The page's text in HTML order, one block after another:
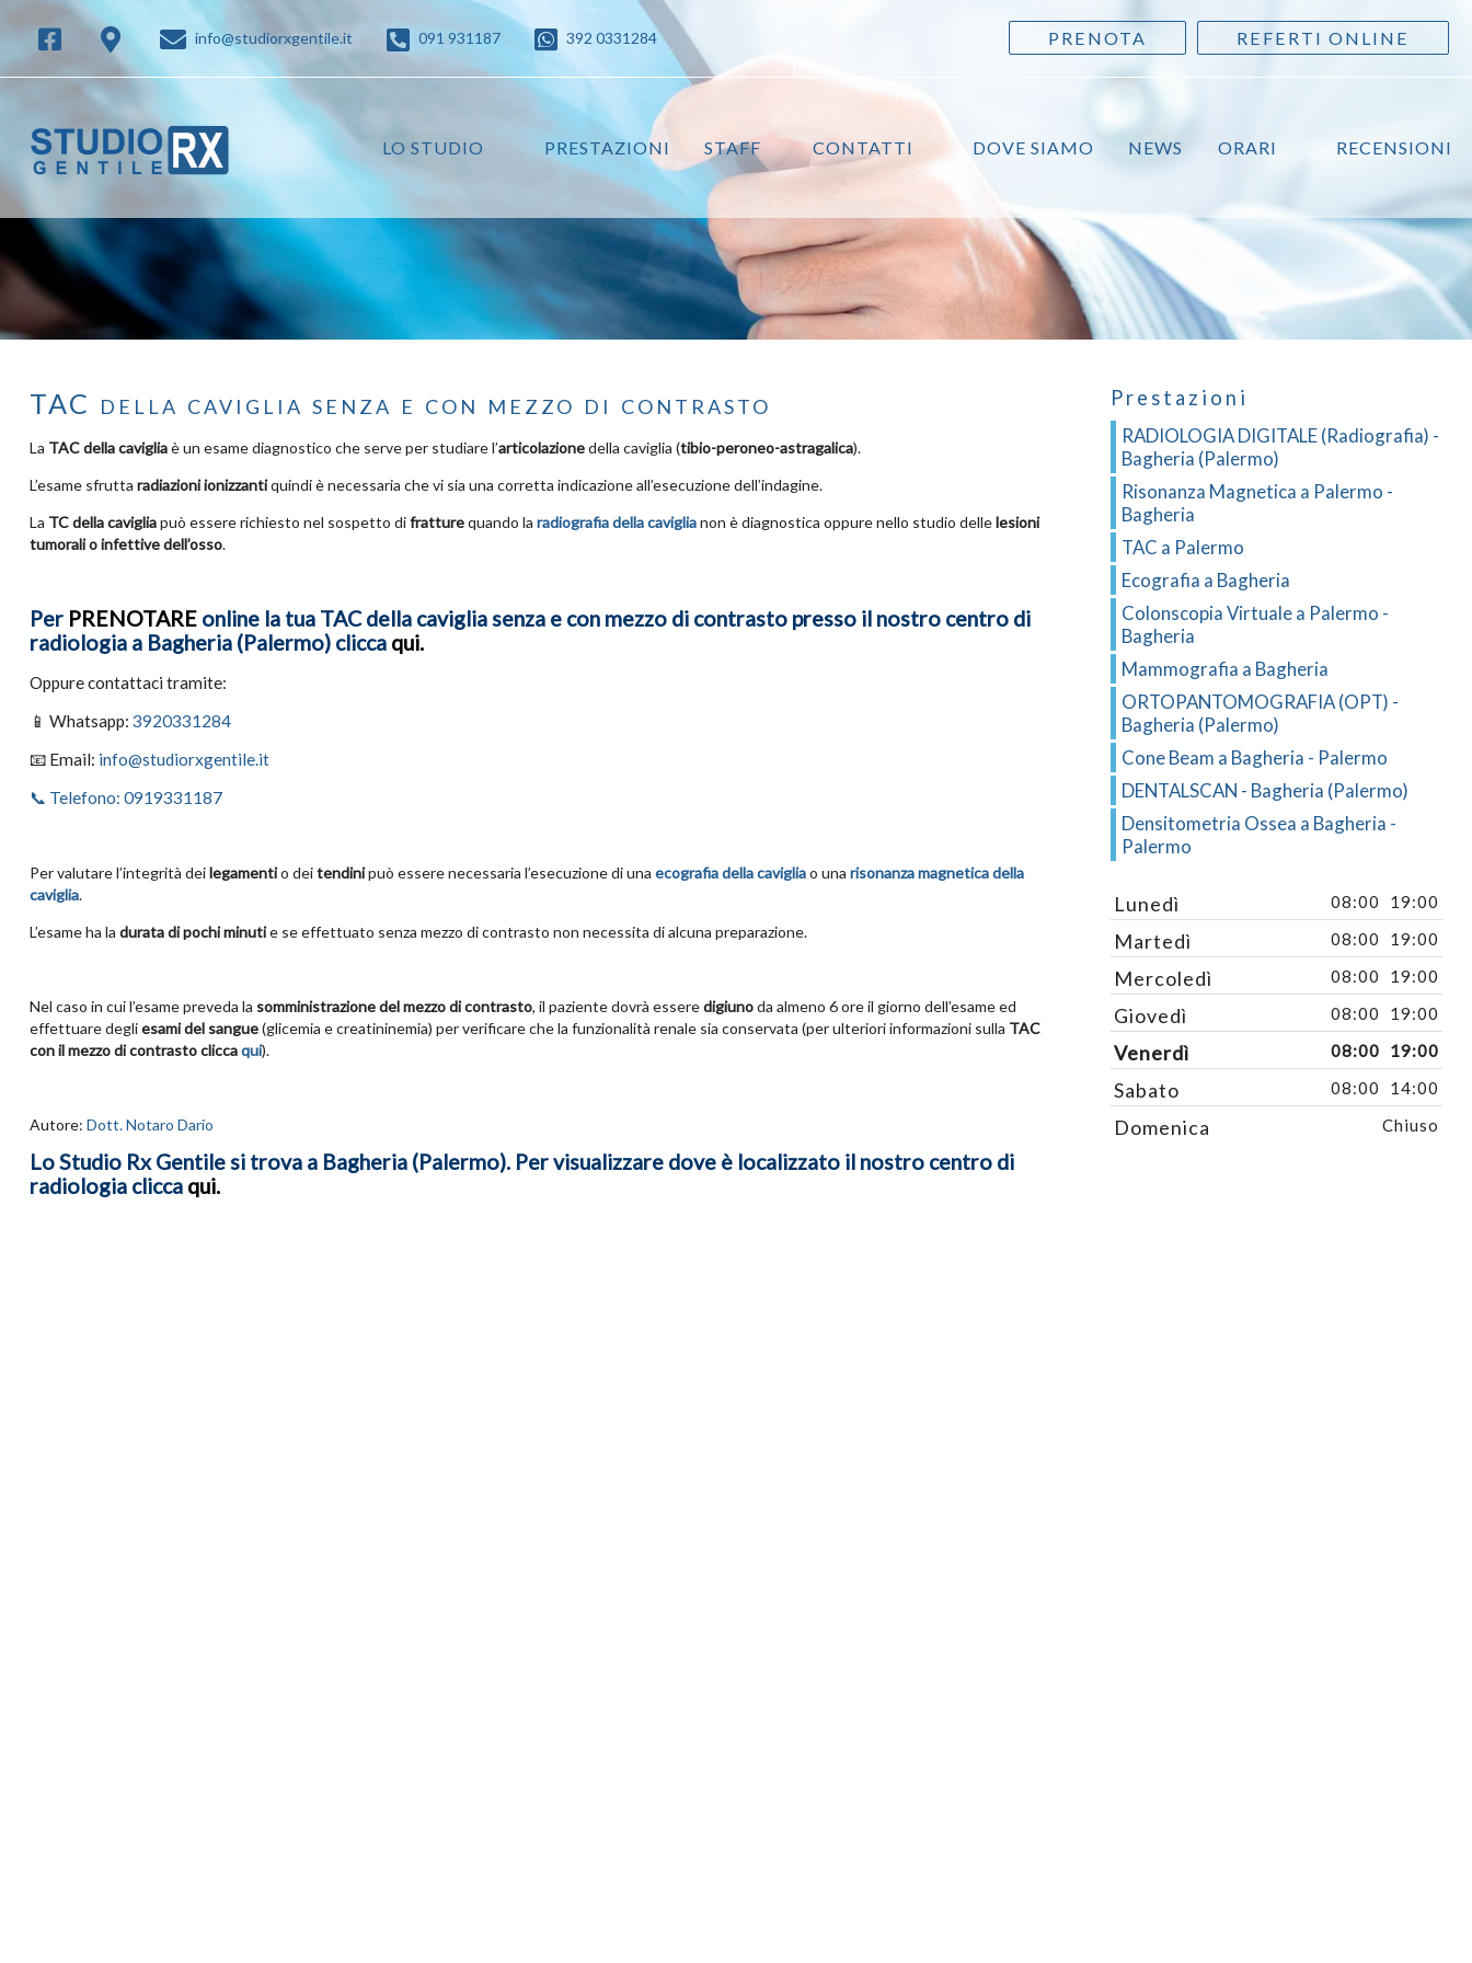
info@studiorxgentile.it 091 931187 392 0331284 REFERTI ONLINE
PRENOTA
LO STUDIO PRESTAZIONI STAFF CONTATTI DOVE SIAMO NEWS ORARI RECENSIONI
TAC della caviglia senza e con mezzo di contrasto
La TAC della cavigliaè un esame diagnostico che serve per studiare l’articolazionedella caviglia (tibio-peroneo-astragalica).
L’esame sfrutta radiazioni ionizzantiquindi è necessaria che vi sia una corretta indicazione all’esecuzione dell’indagine.
La TC della cavigliapuò essere richiesto nel sospetto difratturequando la radiografia della caviglianon è diagnostica oppure nello studio dellelesioni
tumorali o infettive dell’osso.
Per PRENOTAREonline la tua TAC della caviglia senza e con mezzo di contrasto presso il nostro centro di
radiologia a Bagheria (Palermo) clicca qui.
Oppure contattaci tramite:
📱 Whatsapp: 3920331284
📧 Email: info@studiorxgentile.it
📞 Telefono: 0919331187
Per valutare l’integrità deilegamentio deitendinipuò essere necessaria l’esecuzione di una ecografia della cavigliao una risonanza magnetica della
caviglia.
L’esame ha la durata di pochi minutie se effettuato senza mezzo di contrasto non necessita di alcuna preparazione.
Nel caso in cui l’esame preveda la somministrazione del mezzo di contrasto, il paziente dovrà esseredigiunoda almeno 6 ore il giorno dell’esame ed
effettuare degliesami del sangue(glicemia e creatininemia) per verificare che la funzionalità renale sia conservata (per ulteriori informazioni sulla TAC
con il mezzo di contrasto cliccaqui).
Autore: Dott. Notaro Dario
Lo Studio Rx Gentile si trova a Bagheria (Palermo). Per visualizzare dove è localizzato il nostro centro di
radiologia clicca qui.
Prestazioni
RADIOLOGIA DIGITALE (Radiografia) -
Bagheria (Palermo)
Risonanza Magnetica a Palermo -
Bagheria
TAC a Palermo
Ecografia a Bagheria
Colonscopia Virtuale a Palermo -
Bagheria
Mammografia a Bagheria
ORTOPANTOMOGRAFIA (OPT) -
Bagheria (Palermo)
Cone Beam a Bagheria - Palermo
DENTALSCAN - Bagheria (Palermo)
Densitometria Ossea a Bagheria -
Palermo
Lunedì 08:00 19:00
Martedì 08:00 19:00
Mercoledì 08:00 19:00
Giovedì 08:00 19:00
Venerdì 08:00 19:00
Sabato 08:00 14:00
Domenica Chiuso